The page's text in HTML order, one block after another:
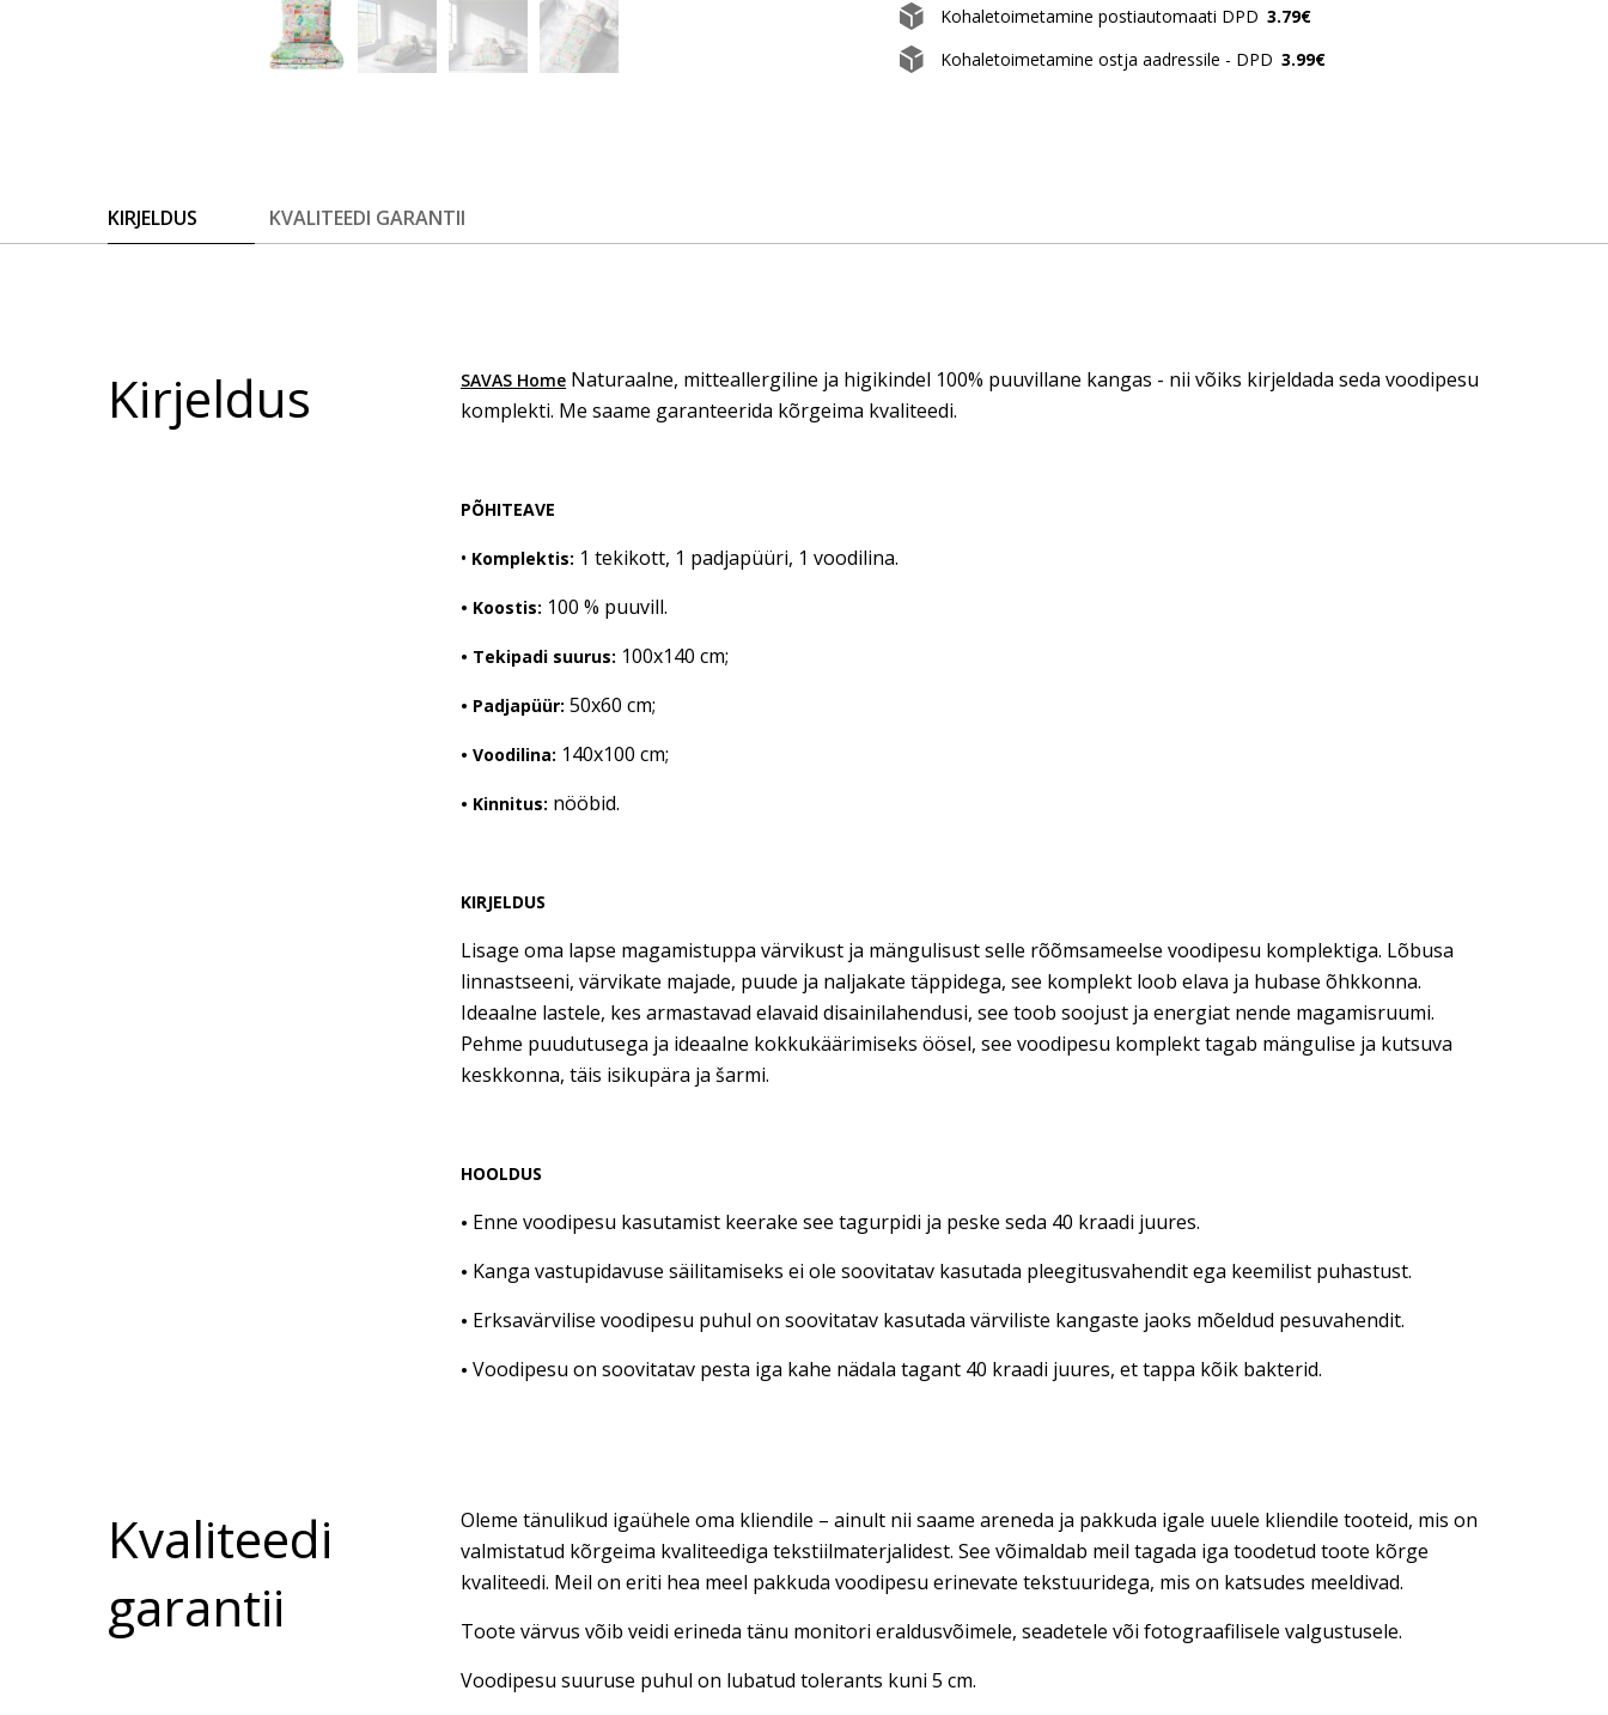
Kohaletoimetamine postiautomaati DPD 3.79€
Kohaletoimetamine ostja aadressile - DPD 3.99€
KIRJELDUS KVALITEEDI GARANTII
Kirjeldus SAVAS Home Naturaalne, mitteallergiline ja higikindel 100% puuvillane kangas - nii võiks kirjeldada seda voodipesu
komplekti. Me saame garanteerida kõrgeima kvaliteedi.
PÕHITEAVE
• Komplektis: 1 tekikott, 1 padjapüüri, 1 voodilina.
• Koostis: 100 % puuvill.
• Tekipadi suurus: 100x140 cm;
• Padjapüür: 50x60 cm;
• Voodilina: 140x100 cm;
• Kinnitus: nööbid.
KIRJELDUS
Lisage oma lapse magamistuppa värvikust ja mängulisust selle rõõmsameelse voodipesu komplektiga. Lõbusa
linnastseeni, värvikate majade, puude ja naljakate täppidega, see komplekt loob elava ja hubase õhkkonna.
Ideaalne lastele, kes armastavad elavaid disainilahendusi, see toob soojust ja energiat nende magamisruumi.
Pehme puudutusega ja ideaalne kokkukäärimiseks öösel, see voodipesu komplekt tagab mängulise ja kutsuva
keskkonna, täis isikupära ja šarmi.
HOOLDUS
• Enne voodipesu kasutamist keerake see tagurpidi ja peske seda 40 kraadi juures.
• Kanga vastupidavuse säilitamiseks ei ole soovitatav kasutada pleegitusvahendit ega keemilist puhastust.
• Erksavärvilise voodipesu puhul on soovitatav kasutada värviliste kangaste jaoks mõeldud pesuvahendit.
• Voodipesu on soovitatav pesta iga kahe nädala tagant 40 kraadi juures, et tappa kõik bakterid.
Kvaliteedi
garantii
Oleme tänulikud igaühele oma kliendile – ainult nii saame areneda ja pakkuda igale uuele kliendile tooteid, mis on
valmistatud kõrgeima kvaliteediga tekstiilmaterjalidest. See võimaldab meil tagada iga toodetud toote kõrge
kvaliteedi. Meil on eriti hea meel pakkuda voodipesu erinevate tekstuuridega, mis on katsudes meeldivad.
Toote värvus võib veidi erineda tänu monitori eraldusvõimele, seadetele või fotograafilisele valgustusele.
Voodipesu suuruse puhul on lubatud tolerants kuni 5 cm.